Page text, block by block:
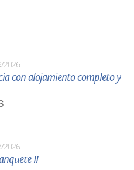
2026
con alojamiento completo y
2026
II